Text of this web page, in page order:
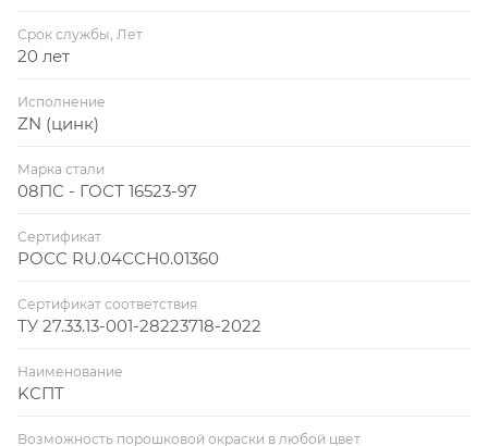
Срок службы, Лет
20 лет
Исполнение
ZN (цинк)
Марка стали
08ПС - ГОСТ 16523-97
Сертификат
РОСС RU.04ССН0.01360
Сертификат соответствия
ТУ 27.33.13-001-28223718-2022
Наименование
KСПT
Возможность порошковой окраски в любой цвет